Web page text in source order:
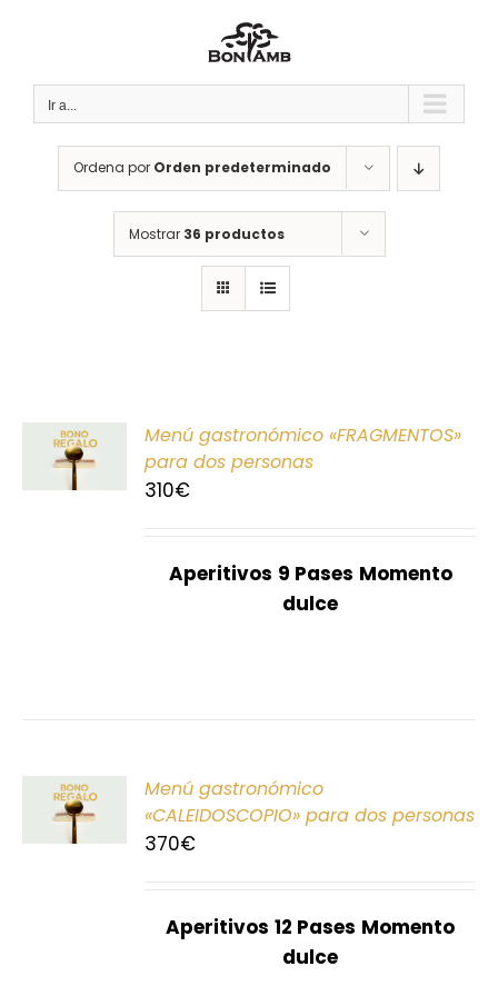
Ir a...
Ordena por Orden predeterminado
Mostrar 36 productos
Menú gastronómico «FRAGMENTOS»
para dos personas
310€
Aperitivos 9 Pases Momento
dulce
Menú gastronómico
«CALEIDOSCOPIO» para dos personas
370€
Aperitivos 12 Pases Momento
dulce